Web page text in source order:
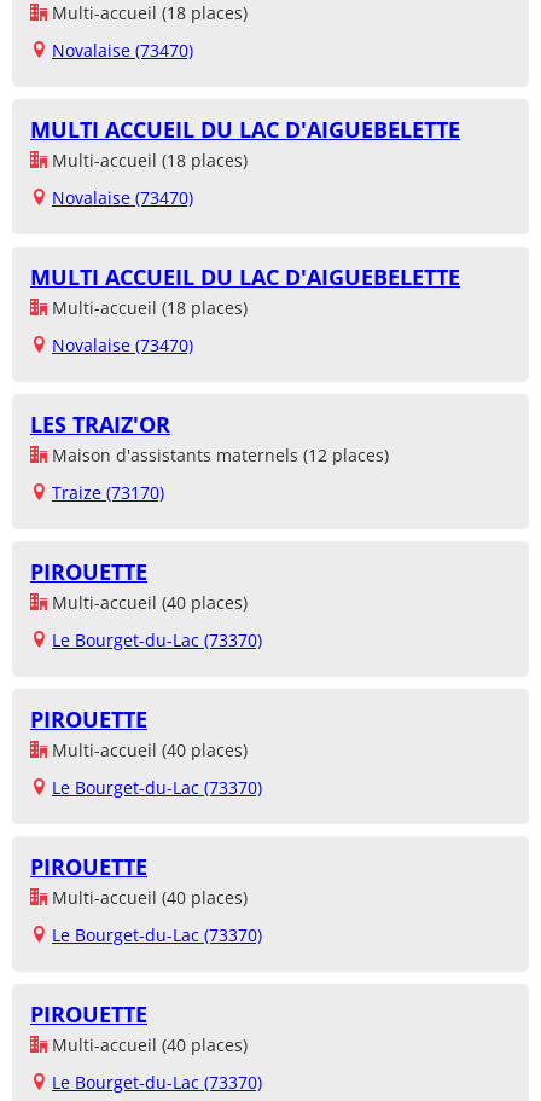
Multi-accueil (18 places)
Novalaise (73470)
MULTI ACCUEIL DU LAC D'AIGUEBELETTE
Multi-accueil (18 places)
Novalaise (73470)
MULTI ACCUEIL DU LAC D'AIGUEBELETTE
Multi-accueil (18 places)
Novalaise (73470)
LES TRAIZ'OR
Maison d'assistants maternels (12 places)
Traize (73170)
PIROUETTE
Multi-accueil (40 places)
Le Bourget-du-Lac (73370)
PIROUETTE
Multi-accueil (40 places)
Le Bourget-du-Lac (73370)
PIROUETTE
Multi-accueil (40 places)
Le Bourget-du-Lac (73370)
PIROUETTE
Multi-accueil (40 places)
Le Bourget-du-Lac (73370)